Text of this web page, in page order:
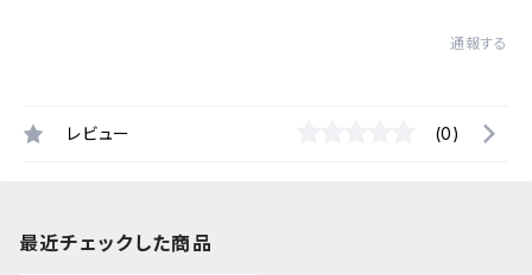
通報する
レビュー (0)
最近チェックした商品